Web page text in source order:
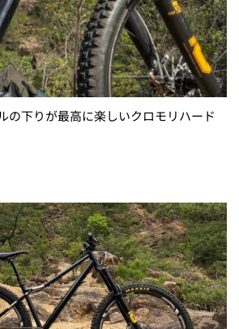
の下りが最高に楽しいクロモリハード